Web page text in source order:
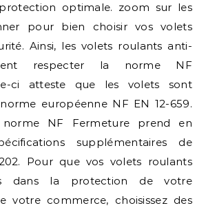
optimale. zoom sur les
pour bien choisir vos volets
Ainsi, les volets roulants anti-
respecter la norme NF
ci atteste que les volets sont
européenne NF EN 12-659.
NF Fermeture prend en
supplémentaires de
Pour que vos volets roulants
dans la protection de votre
votre commerce, choisissez des